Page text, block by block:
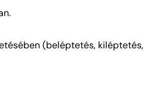
(beléptetés, kiléptetés,